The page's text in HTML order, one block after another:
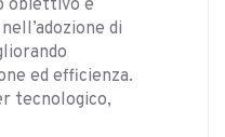
obiettivo è
di
ed efficienza.
tecnologico,